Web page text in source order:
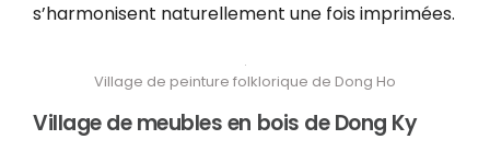
s’harmonisent naturellement une fois imprimées.
Village de peinture folklorique de Dong Ho
Village de meubles en bois de Dong Ky